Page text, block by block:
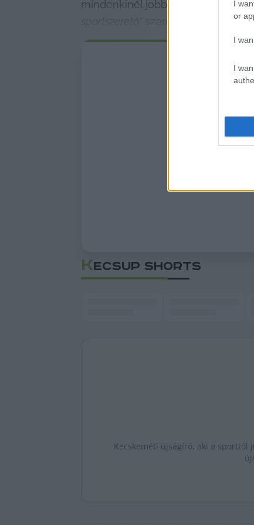
I
or
I
I
mindenkinél jobban tudott a sport
szerepét. A cikk
KECSUP SHORTS
Kecskeméti újságíró, aki a